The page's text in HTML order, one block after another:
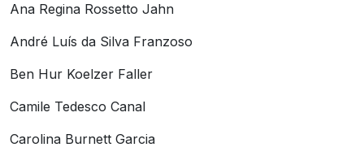
Ana Regina Rossetto Jahn
André Luís da Silva Franzoso
Ben Hur Koelzer Faller
Camile Tedesco Canal
Carolina Burnett Garcia